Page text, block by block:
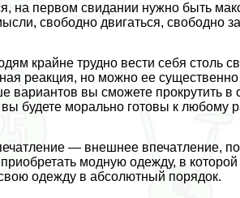
на первом свидании нужно быть
свободно двигаться, свободно
крайне трудно вести себя столь
реакция, но можно ее
вариантов вы сможете прокрутить
вы будете мopaльно готовы к любому
— внешнее впечатление,
модную одежду, в
одежду в абсолютный порядок.